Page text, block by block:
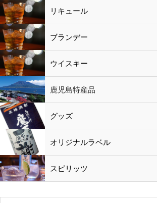
梅酒
シャンパン
リキュール リキュール
ブランデー
ウイスキー
鹿児島特産品
黒酢・酢
水
鹿児島特産品
おつまみ グッズ
オリジナルラベル
スピリッツ